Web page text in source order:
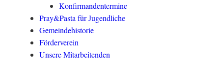
Konfirmandentermine
Pray&Pasta für Jugendliche
Gemeindehistorie
Förderverein
Unsere Mitarbeitenden